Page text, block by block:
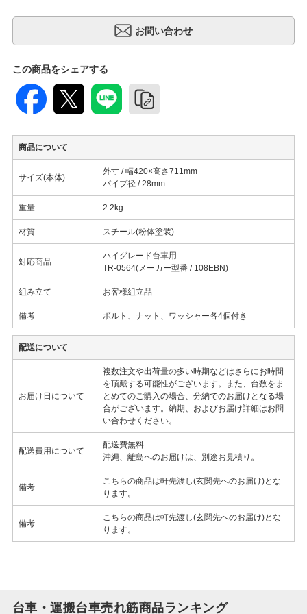
この商品をシェアする
商品について
サイズ(本体)
外寸 / 幅420×高さ711mm
パイプ径 / 28mm
重量 2.2kg
材質 スチール(粉体塗装)
対応商品
ハイグレード台車用
TR-0564(メーカー型番 / 108EBN)
組み立て お客様組立品
備考 ボルト、ナット、ワッシャー各4個付き
配送について
お届け日について
複数注文や出荷量の多い時期などはさらにお時間
を頂戴する可能性がございます。また、台数をま
とめてのご購入の場合、分納でのお届けとなる場
合がございます。納期、およびお届け詳細はお問
い合わせください。
配送費用について
配送費無料
沖縄、離島へのお届けは、別途お見積り。
備考
こちらの商品は軒先渡し(玄関先へのお届け)とな
ります。
備考
こちらの商品は軒先渡し(玄関先へのお届け)とな
ります。
台車・運搬台車売れ筋商品ランキング